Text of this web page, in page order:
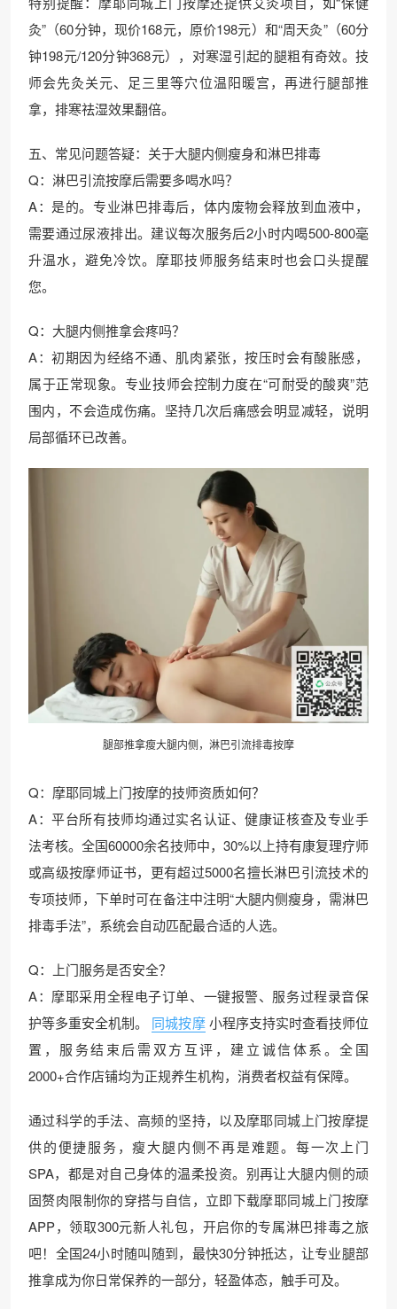
灸”（60分钟，现价168元，原价198元）和“周天灸”（60分
钟198元/120分钟368元），对寒湿引起的腿粗有奇效。技
师会先灸关元、足三里等穴位温阳暖宫，再进行腿部推
拿，排寒祛湿效果翻倍。
五、常见问题答疑：关于大腿内侧瘦身和淋巴排毒
Q：淋巴引流按摩后需要多喝水吗？
A：是的。专业淋巴排毒后，体内废物会释放到血液中，
需要通过尿液排出。建议每次服务后2小时内喝500-800毫
升温水，避免冷饮。摩耶技师服务结束时也会口头提醒
您。
Q：大腿内侧推拿会疼吗？
A：初期因为经络不通、肌肉紧张，按压时会有酸胀感，
属于正常现象。专业技师会控制力度在“可耐受的酸爽”范
围内，不会造成伤痛。坚持几次后痛感会明显减轻，说明
局部循环已改善。
腿部推拿瘦大腿内侧，淋巴引流排毒按摩
Q：摩耶同城上门按摩的技师资质如何？
A：平台所有技师均通过实名认证、健康证核查及专业手
法考核。全国60000余名技师中，30%以上持有康复理疗师
或高级按摩师证书，更有超过5000名擅长淋巴引流技术的
专项技师，下单时可在备注中注明“大腿内侧瘦身，需淋巴
排毒手法”，系统会自动匹配最合适的人选。
Q：上门服务是否安全？
A：摩耶采用全程电子订单、一键报警、服务过程录音保
护等多重安全机制。
同城按摩 小程序支持实时查看技师位
置，服务结束后需双方互评，建立诚信体系。全国
2000+合作店铺均为正规养生机构，消费者权益有保障。
通过科学的手法、高频的坚持，以及摩耶同城上门按摩提
供的便捷服务，瘦大腿内侧不再是难题。每一次上门
SPA，都是对自己身体的温柔投资。别再让大腿内侧的顽
固赘肉限制你的穿搭与自信，立即下载摩耶同城上门按摩
APP，领取300元新人礼包，开启你的专属淋巴排毒之旅
吧！全国24小时随叫随到，最快30分钟抵达，让专业腿部
推拿成为你日常保养的一部分，轻盈体态，触手可及。